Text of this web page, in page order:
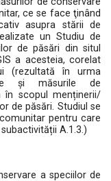
ce se face ţinând
asupra stării de
un Studiu de
de păsări din situl
a acesteia, corelat
(rezultată în urma
și măsurile de
în scopul menținerii/
de păsări. Studiul se
pentru care
A.1.3.)
a speciilor de